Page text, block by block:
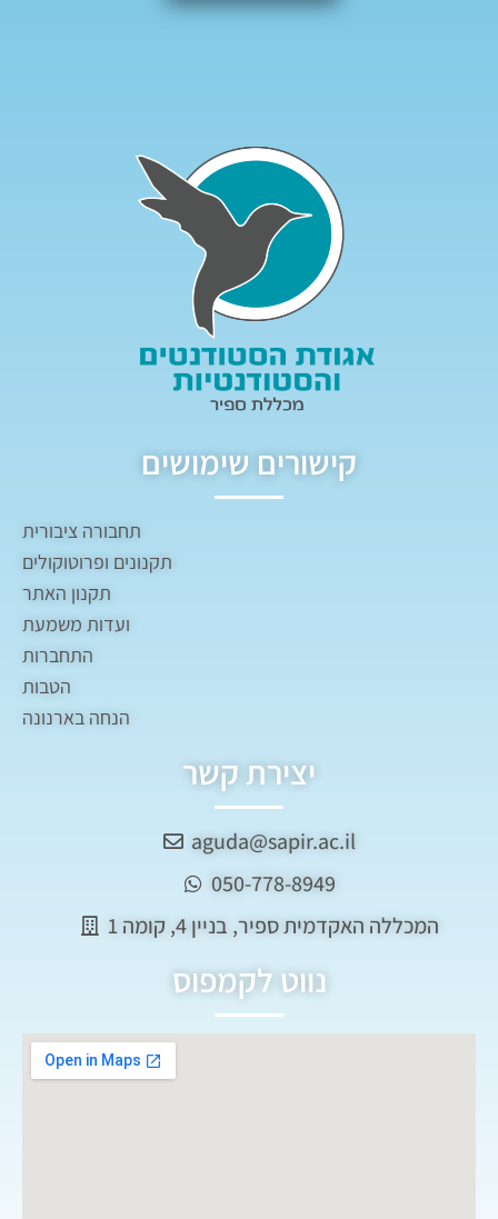
קישורים שימושים
תחבורה ציבורית
תקנונים ופרוטוקולים
תקנון האתר
ועדות משמעת
התחברות
הטבות
הנחה בארנונה
יצירת קשר
aguda@sapir.ac.il
050-778-8949
המכללה האקדמית ספיר, בניין 4, קומה 1
נווט לקמפוס